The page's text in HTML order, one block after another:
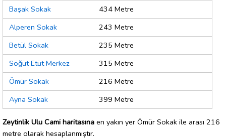
Başak Sokak
434 Metre
Alperen Sokak
243 Metre
Betül Sokak
235 Metre
Söğüt Etüt Merkez
315 Metre
Ömür Sokak
216 Metre
Ayna Sokak
399 Metre
Zeytinlik Ulu Cami haritasına en yakın yer Ömür Sokak ile arası 216
metre olarak hesaplanmıştır.